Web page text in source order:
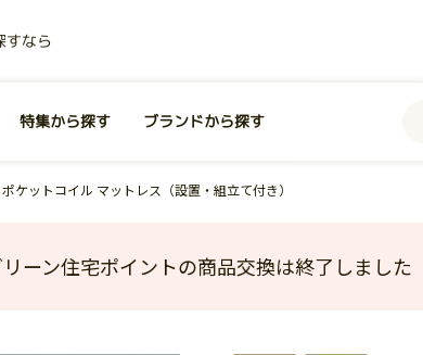
すなら
特集から探す ブランドから探す
ケットコイル マットレス（設置・組立て付き）
ーン住宅ポイントの商品交換は終了しました